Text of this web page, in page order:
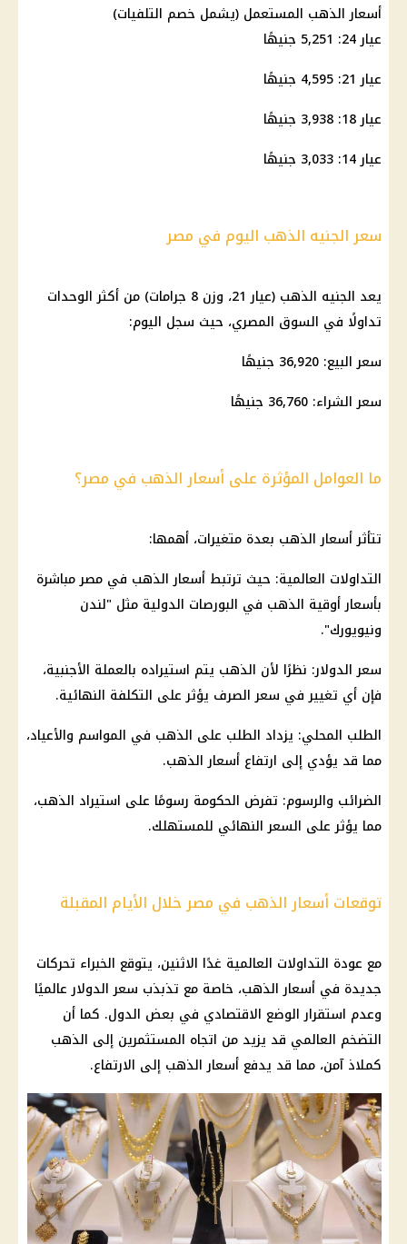
أسعار الذهب المستعمل (يشمل خصم التلفيات)
عيار 24: 5,251 جنيهًا
عيار 21: 4,595 جنيهًا
عيار 18
: 3,938 جنيهًا
عيار 14: 3,033 جنيهًا
سعر الجنيه الذهب اليوم في مصر
يعد الجنيه الذهب (عيار 21
، وزن 8 جرامات) من أكثر الوحدات
تداولًا في السوق المصري، حيث سجل اليوم:
سعر البيع: 36,920 جنيهًا
سعر الشراء: 36,760 جنيهًا
ما العوامل المؤثرة على أسعار الذهب في مصر؟
تتأثرأسعار الذهب بعدة متغيرات، أهمها:
التداولات العالمية: حيث ترتبط أسعار الذهب في مصرمباشرة
بأسعار أوقية الذهب في البورصات الدولية مثل "لندن
ونيويورك".
سعر الدولار: نظرًا لأن الذهب يتم استيراده بالعملة الأجنبية،
فإن أي تغيير في سعر الصرف يؤثر على التكلفة النهائية.
الطلب المحلي: يزداد الطلب على الذهب في المواسم والأعياد،
مما قد يؤدي إلى ارتفاع أسعار الذهب.
الضرائب والرسوم: تفرض الحكومة رسومًا على استيراد الذهب،
مما يؤثر على السعر النهائي للمستهلك.
توقعات أسعار الذهب في مصر خلال الأيام المقبلة
مع عودة التداولات العالمية غدًا الاثنين، يتوقع الخبراء تحركات
جديدة في أسعار الذهب، خاصة مع تذبذب سعر الدولارعالميًا
وعدم استقرار الوضع الاقتصادي في بعض الدول. كما أن
التضخم العالمي قد يزيد من اتجاه المستثمرين إلى الذهب
كملاذ آمن، مما قد يدفعأسعار الذهب إلى الارتفاع.